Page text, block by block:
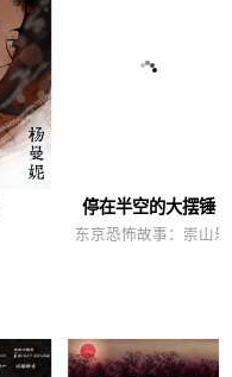
停在半空的大摆锤
东京恐怖故事：崇山